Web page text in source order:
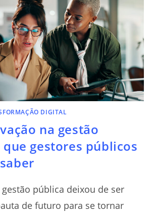
DIGITAL
na gestão
gestores públicos
pública deixou de ser
de futuro para se tornar